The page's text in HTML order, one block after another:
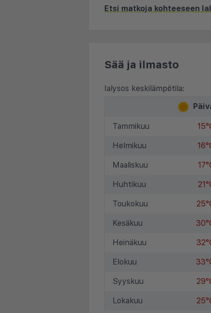
Etsi matkoja kohteeseen
Sää ja ilmasto
Ialysos keskilämpötila:
Tammikuu
Helmikuu
Maaliskuu
Huhtikuu
Toukokuu
Kesäkuu
Heinäkuu
Elokuu
Syyskuu
Lokakuu